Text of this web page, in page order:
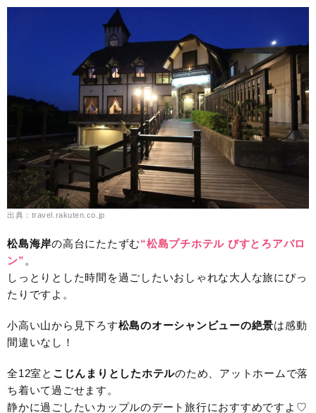
出典：travel.rakuten.co.jp
松島海岸の高台にたたずむ“松島プチホテル びすとろアバロ
ン” 。
しっとりとした時間を過ごしたいおしゃれな大人な旅にぴっ
たりですよ。
小高い山から見下ろす松島のオーシャンビューの絶景は感動
間違いなし！
全12室と こじんまりとしたホテルのため、アットホームで落
ち着いて過ごせます。
静かに過ごしたいカップルのデート旅行におすすめですよ♡